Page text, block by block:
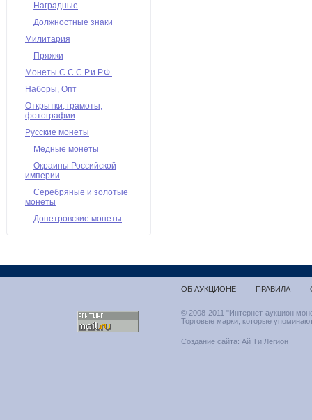
Наградные
Должностные знаки
Милитария
Пряжки
Монеты С.С.С.Р.и Р.Ф.
Наборы, Опт
Открытки, грамоты,
фотографии
Русские монеты
Медные монеты
Окраины Российской
империи
Серебряные и золотые
монеты
Допетровские монеты
ОБ АУКЦИОНЕ ПРАВИЛА
© 2008-2011 "Интернет-аукцион
Торговые марки, которые
Создание сайта: Ай Ти Легион